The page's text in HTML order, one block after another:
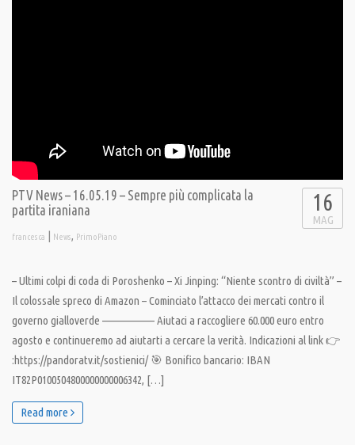
PTV News – 16.05.19 – Sempre più complicata la
partita iraniana
francesca | News, PrimoPiano
16
MAG
– Ultimi colpi di coda di Poroshenko – Xi Jinping: “Niente scontro di civiltà” –
Il colossale spreco di Amazon – Cominciato l’attacco dei mercati contro il
governo gialloverde —————— Aiutaci a raccogliere 60.000 euro entro
agosto e continueremo ad aiutarti a cercare la verità. Indicazioni al link 👉
:https://pandoratv.it/sostienici/ 🎯 Bonifico bancario: IBAN
IT82P0100504800000000006342, […]
Read more